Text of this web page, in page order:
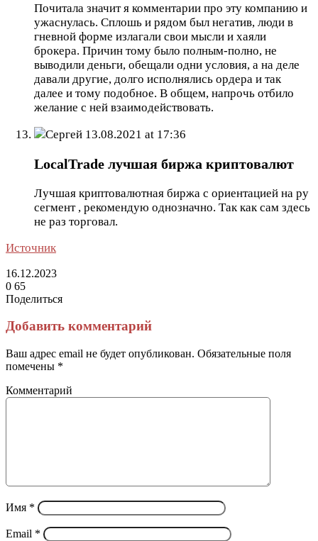
Почитала значит я комментарии про эту компанию и
ужаснулась. Сплошь и рядом был негатив, люди в
гневной форме излагали свои мысли и хаяли
брокера. Причин тому было полным-полно, не
выводили деньги, обещали одни условия, а на деле
давали другие, долго исполнялись ордера и так
далее и тому подобное. В общем, напрочь отбило
желание с ней взаимодействовать.
Сергей 13.08.2021 at 17:36
LocalTrade лучшая биржа криптовалют
Лучшая криптовалютная биржа с ориентацией на ру
сегмент , рекомендую однозначно. Так как сам здесь
не раз торговал.
Источник
16.12.2023
0 65
Поделиться
через
электронную
почту
Добавить комментарий
Ваш адрес email не будет опубликован. Обязательные поля
помечены *
Комментарий
Имя *
Email *